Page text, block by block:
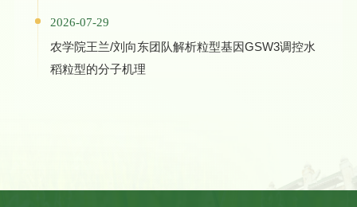
2026-07-29
农学院王兰/刘向东团队解析粒型基因GSW3调控水
稻粒型的分子机理